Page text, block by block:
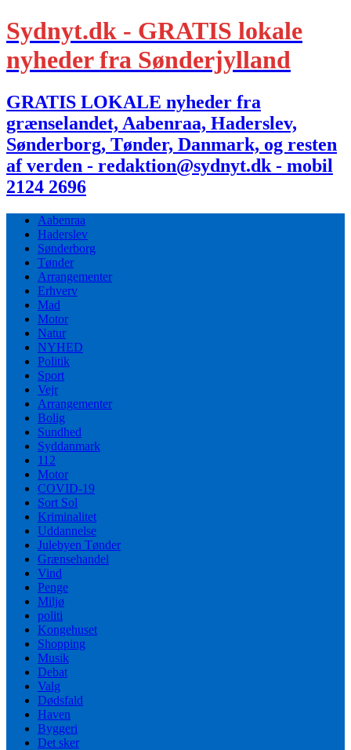
Sydnyt.dk - GRATIS lokale
nyheder fra Sønderjylland
GRATIS LOKALE nyheder fra
grænselandet, Aabenraa, Haderslev,
Sønderborg, Tønder, Danmark, og resten
af verden - redaktion@sydnyt.dk - mobil
2124 2696
Aabenraa
Haderslev
Sønderborg
Tønder
Arrangementer
Erhverv
Mad
Motor
Natur
NYHED
Politik
Sport
Vejr
Arrangementer
Bolig
Sundhed
Syddanmark
112
Motor
COVID-19
Sort Sol
Kriminalitet
Uddannelse
Julebyen Tønder
Grænsehandel
Vind
Penge
Miljø
politi
Kongehuset
Shopping
Musik
Debat
Valg
Dødsfald
Haven
Byggeri
Det sker